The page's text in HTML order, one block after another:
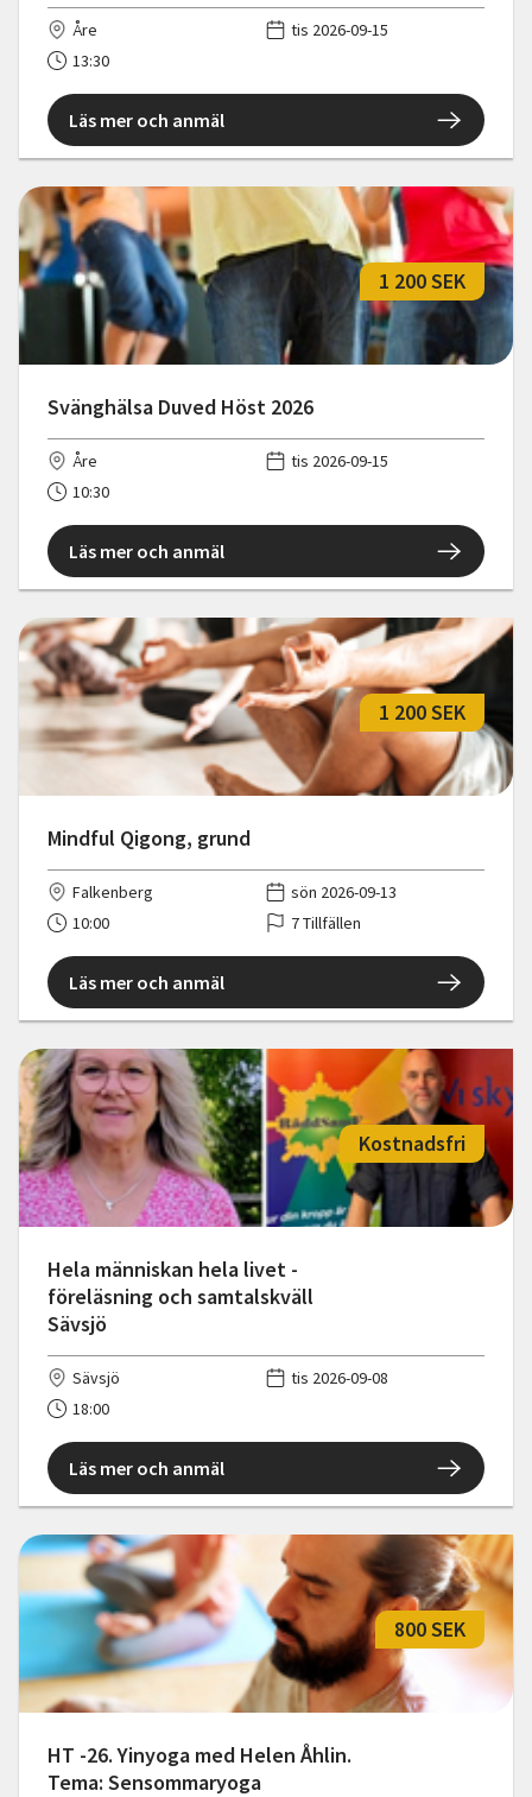
Åre
tis 2026-09-15
13:30
Läs mer och anmäl
Svänghälsa Duved Höst 2026
1 200 SEK
Åre
tis 2026-09-15
10:30
Läs mer och anmäl
Mindful Qigong, grund
1 200 SEK
Falkenberg
sön 2026-09-13
10:00
7 Tillfällen
Läs mer och anmäl
Hela människan hela livet -
föreläsning och samtalskväll
Sävsjö
Kostnadsfri
Sävsjö
tis 2026-09-08
18:00
Läs mer och anmäl
HT -26. Yinyoga med Helen Åhlin.
Tema: Sensommaryoga
800 SEK